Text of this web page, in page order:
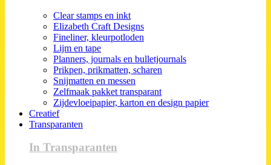
Clear stamps en inkt
Elizabeth Craft Designs
Fineliner, kleurpotloden
Lijm en tape
Planners, journals en bulletjournals
Prikpen, prikmatten, scharen
Snijmatten en messen
Zelfmaak pakket transparant
Zijdevloeipapier, karton en design papier
Creatief
Transparanten
In Transparanten